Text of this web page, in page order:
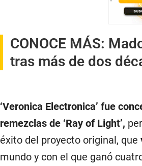
CONOCE MÁS:
tras más de dos
‘Veronica Electronica’ fue
remezclas de ‘Ray of Light’,
éxito del proyecto original, que
mundo y con el que ganó